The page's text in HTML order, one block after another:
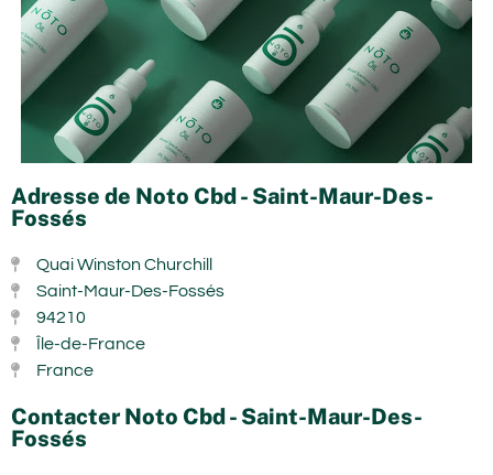
Adresse de Noto Cbd - Saint-Maur-Des-
Fossés
Quai Winston Churchill
Saint-Maur-Des-Fossés
94210
Île-de-France
France
Contacter Noto Cbd - Saint-Maur-Des-
Fossés